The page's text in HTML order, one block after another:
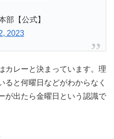
部【公式】
2023
カレーと決まっています。理
ると何曜日などがわからなく
が出たら金曜日という認識で